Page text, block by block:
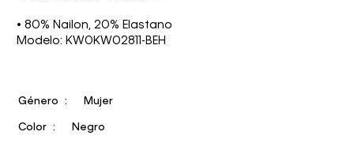
• 80% Nailon, 20% Elastano
Modelo: KW0KW02811-BEH
Género Mujer
Color Negro